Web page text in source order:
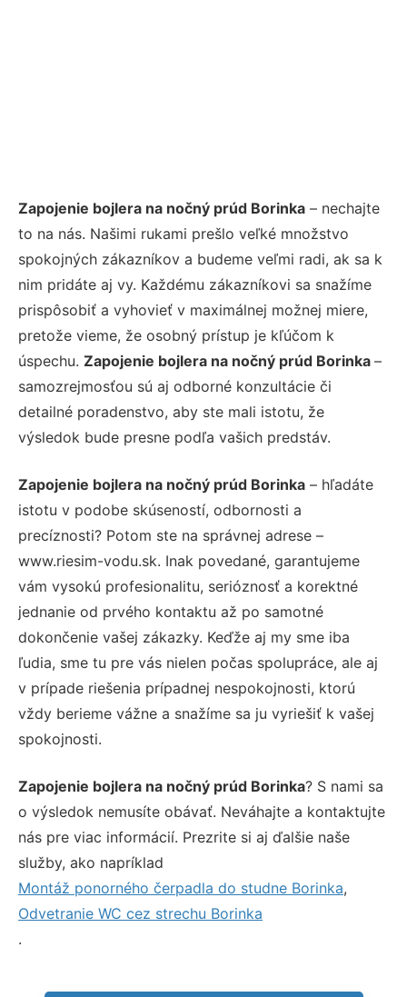
Zapojenie bojlera na nočný prúd Borinka – nechajte
to na nás. Našimi rukami prešlo veľké množstvo
spokojných zákazníkov a budeme veľmi radi, ak sa k
nim pridáte aj vy. Každému zákazníkovi sa snažíme
prispôsobiť a vyhovieť v maximálnej možnej miere,
pretože vieme, že osobný prístup je kľúčom k
úspechu. Zapojenie bojlera na nočný prúd Borinka –
samozrejmosťou sú aj odborné konzultácie či
detailné poradenstvo, aby ste mali istotu, že
výsledok bude presne podľa vašich predstáv.
Zapojenie bojlera na nočný prúd Borinka – hľadáte
istotu v podobe skúseností, odbornosti a
precíznosti? Potom ste na správnej adrese –
www.riesim-vodu.sk. Inak povedané, garantujeme
vám vysokú profesionalitu, serióznosť a korektné
jednanie od prvého kontaktu až po samotné
dokončenie vašej zákazky. Keďže aj my sme iba
ľudia, sme tu pre vás nielen počas spolupráce, ale aj
v prípade riešenia prípadnej nespokojnosti, ktorú
vždy berieme vážne a snažíme sa ju vyriešiť k vašej
spokojnosti.
Zapojenie bojlera na nočný prúd Borinka? S nami sa
o výsledok nemusíte obávať. Neváhajte a kontaktujte
nás pre viac informácií. Prezrite si aj ďalšie naše
služby, ako napríklad
Montáž ponorného čerpadla do studne Borinka,
Odvetranie WC cez strechu Borinka
.